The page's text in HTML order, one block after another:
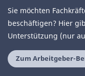
Sie möchten
beschäftigen? Hier
Unterstützung (nur
Zum Arbeitgeber-